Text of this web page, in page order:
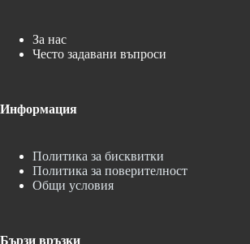
За нас
Често задавани въпроси
Информация
Политика за бисквитки
Политика за поверителност
Общи условия
Бързи връзки